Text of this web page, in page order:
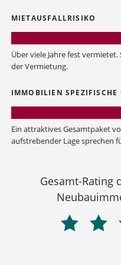
MIETAUSFALLRISIKO
Über viele Jahre fest
der Vermietung.
IMMOBILIEN SPEZIFISCHE
Ein attraktives Gesamtpaket
aufstrebender Lage sprechen
Gesamt-Rating